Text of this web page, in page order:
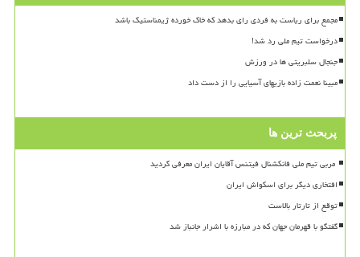
مجمع برای ریاست به فردی رای بدهد که خاک خورده ژیمناستیک باشد
درخواست تیم ملی رد شد!
جنجال سلبریتی ها در ورزش
مبینا نعمت زاده بازیهای آسیایی را از دست داد
پربحث ترین ها
افتخاری دیگر برای اسکواش ایران
توقع از تارتار بالاست
گفتگو با قهرمان جهان که در مبارزه با اشرار جانباز شد